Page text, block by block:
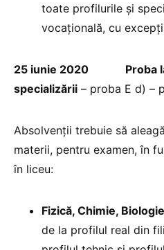
toate profilurile și
vocațională, cu
25 iunie 2020
Proba
specializării – proba E d) –
Absolvenții trebuie să
materii, pentru examen, în
în liceu:
Fizică, Chimie,
de la profilul real din